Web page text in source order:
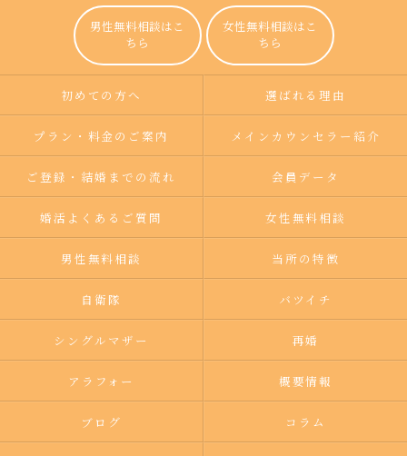
男性無料相談はこ
ちら
女性無料相談はこ
ちら
初めての方へ 選ばれる理由
プラン・料金のご案内 メインカウンセラー紹介
ご登録・結婚までの流れ 会員データ
婚活よくあるご質問 女性無料相談
男性無料相談 当所の特徴
自衛隊 バツイチ
シングルマザー 再婚
アラフォー 概要情報
ブログ コラム